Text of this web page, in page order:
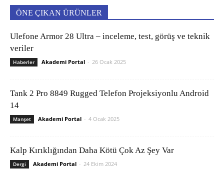
ÖNE ÇIKAN ÜRÜNLER
Ulefone Armor 28 Ultra – inceleme, test, görüş ve teknik
veriler
Haberler Akademi Portal - 26 Ocak 2025
Tank 2 Pro 8849 Rugged Telefon Projeksiyonlu Android
14
Manşet Akademi Portal - 4 Ocak 2025
Kalp Kırıklığından Daha Kötü Çok Az Şey Var
Dergi Akademi Portal - 24 Ekim 2024